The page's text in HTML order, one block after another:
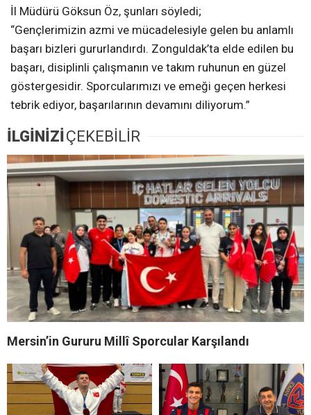
İl Müdürü Göksun Öz, şunları söyledi;
“Gençlerimizin azmi ve mücadelesiyle gelen bu anlamlı
başarı bizleri gururlandırdı. Zonguldak’ta elde edilen bu
başarı, disiplinli çalışmanın ve takım ruhunun en güzel
göstergesidir. Sporcularımızı ve emeği geçen herkesi
tebrik ediyor, başarılarının devamını diliyorum.”
İLGİNİZİÇEKEBİLİR
Mersin’in Gururu Millî Sporcular Karşılandı